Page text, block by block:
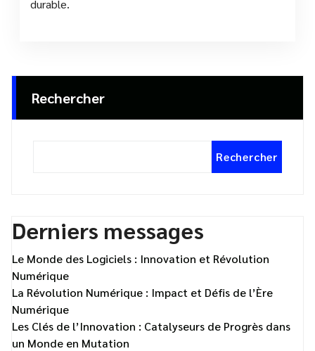
durable.
Rechercher
Rechercher
Derniers messages
Le Monde des Logiciels : Innovation et Révolution
Numérique
La Révolution Numérique : Impact et Défis de l’Ère
Numérique
Les Clés de l’Innovation : Catalyseurs de Progrès dans
un Monde en Mutation